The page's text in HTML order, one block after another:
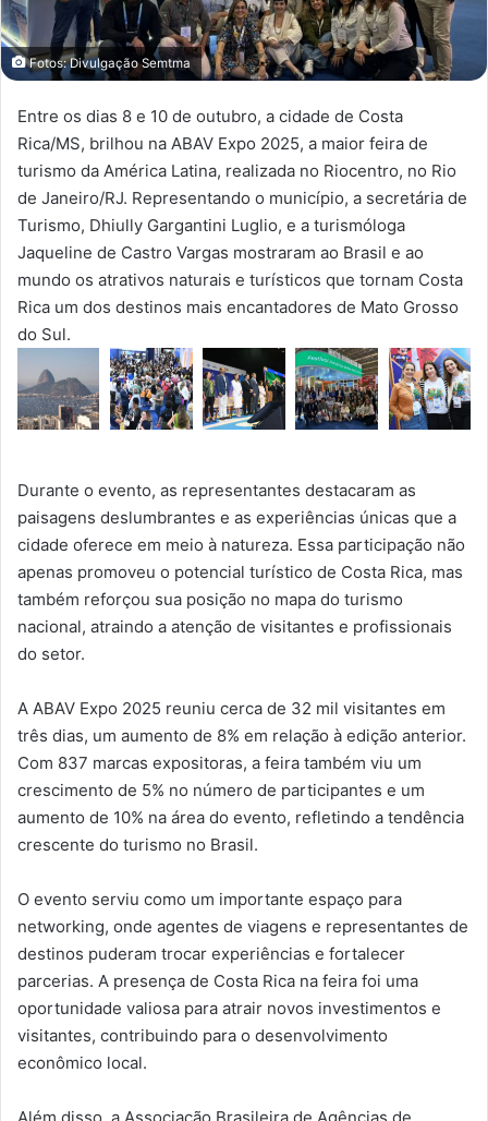
Fotos: Divulgação Semtma
Entre os dias 8 e 10 de outubro, a cidade de Costa
Rica/MS, brilhou na ABAV Expo 2025, a maior feira de
turismo da América Latina, realizada no Riocentro, no Rio
de Janeiro/RJ. Representando o município, a secretária de
Turismo, Dhiully Gargantini Luglio, e a turismóloga
Jaqueline de Castro Vargas mostraram ao Brasil e ao
mundo os atrativos naturais e turísticos que tornam Costa
Rica um dos destinos mais encantadores de Mato Grosso
do Sul.
Durante o evento, as representantes destacaram as
paisagens deslumbrantes e as experiências únicas que a
cidade oferece em meio à natureza. Essa participação não
apenas promoveu o potencial turístico de Costa Rica, mas
também reforçou sua posição no mapa do turismo
nacional, atraindo a atenção de visitantes e profissionais
do setor.
A ABAV Expo 2025 reuniu cerca de 32 mil visitantes em
três dias, um aumento de 8% em relação à edição anterior.
Com 837 marcas expositoras, a feira também viu um
crescimento de 5% no número de participantes e um
aumento de 10% na área do evento, refletindo a tendência
crescente do turismo no Brasil.
O evento serviu como um importante espaço para
networking, onde agentes de viagens e representantes de
destinos puderam trocar experiências e fortalecer
parcerias. A presença de Costa Rica na feira foi uma
oportunidade valiosa para atrair novos investimentos e
visitantes, contribuindo para o desenvolvimento
econômico local.